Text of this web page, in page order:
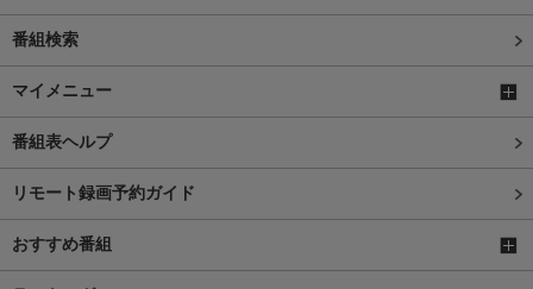
番組検索
マイメニュー
番組表ヘルプ
リモート録画予約ガイド
おすすめ番組